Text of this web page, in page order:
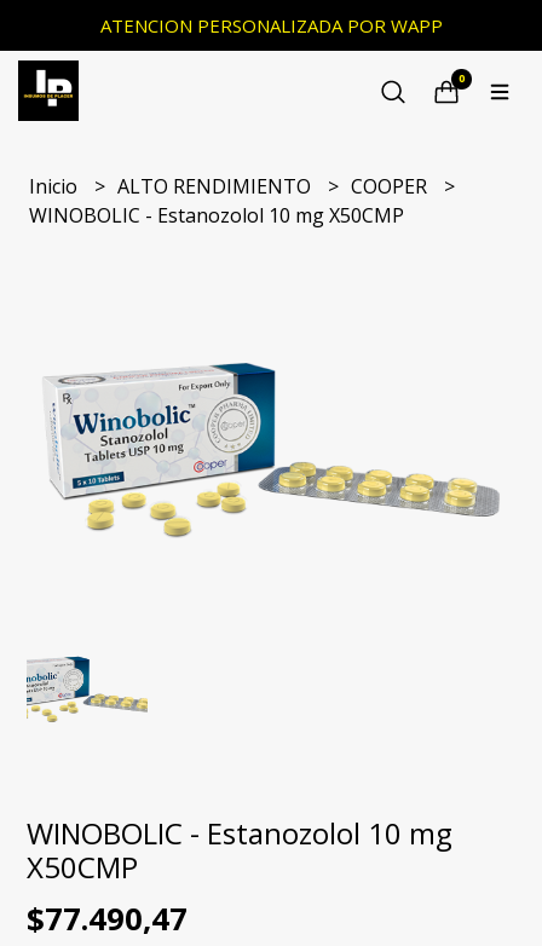
ATENCION PERSONALIZADA POR WAPP
0
Inicio ALTO RENDIMIENTO
COOPER
WINOBOLIC - Estanozolol 10 mg X50CMP
WINOBOLIC - Estanozolol 10 mg
X50CMP
$77.490,47